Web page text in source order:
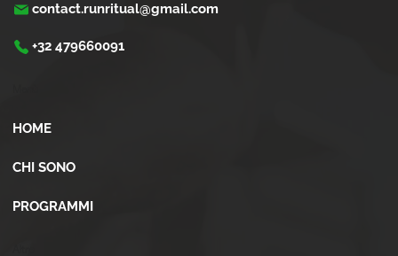
contact.runritual@gmail.com
+32 479660091
HOME
CHI SONO
PROGRAMMI